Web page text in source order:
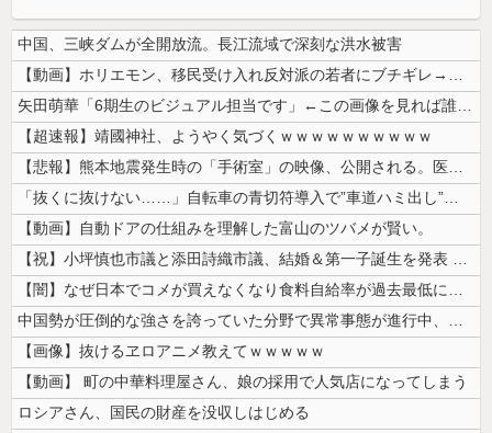
中国、三峡ダムが全開放流。長江流域で深刻な洪水被害
【動画】ホリエモン、移民受け入れ反対派の若者にブチギレ→スタジオ誰も反...
矢田萌華「6期生のビジュアル担当です」←この画像を見れば誰もが納得【画...
【超速報】靖國神社、ようやく気づくｗｗｗｗｗｗｗｗｗｗ
【悲報】熊本地震発生時の「手術室」の映像、公開される。医療従事者って凄...
「抜くに抜けない……」自転車の青切符導入で”車道ハミ出し”が急増中
【動画】自動ドアの仕組みを理解した富山のツバメが賢い。
【祝】小坪慎也市議と添田詩織市議、結婚＆第一子誕生を発表 → ｗｗｗｗ...
【闇】なぜ日本でコメが買えなくなり食料自給率が過去最低に並んだのか？
中国勢が圧倒的な強さを誇っていた分野で異常事態が進行中、日本勢が3人も...
【画像】抜けるヱロアニメ教えてｗｗｗｗｗ
【動画】 町の中華料理屋さん、娘の採用で人気店になってしまう
ロシアさん、国民の財産を没収しはじめる